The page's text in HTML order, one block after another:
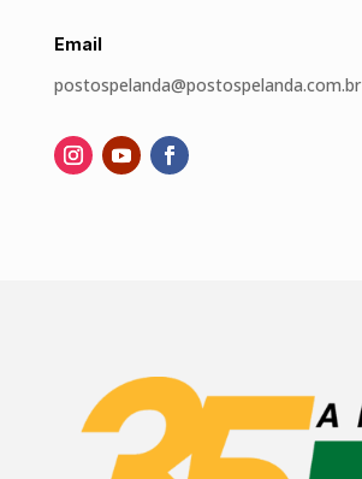
Email
postospelanda@postospelanda.com.br